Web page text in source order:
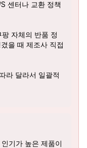
센터나 교환 정책
자체의 반품 정
을 때 제조사 직접
라 달라서 일괄적
기가 높은 제품이